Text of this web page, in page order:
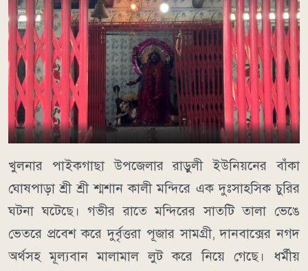
খুলনার পাইকগাছা উপজেলার রাড়ুলী ইউনিয়নের বাঁকা
ঘোষপাড়া শ্রী শ্রী শ্মশান কালী মন্দিরে এক দুঃসাহসিক চুরির
ঘটনা ঘটেছে। গভীর রাতে মন্দিরের সাতটি তালা ভেঙে
ভেতরে প্রবেশ করে দুর্বৃত্তরা পূজার সামগ্রী, দানবাক্সের নগদ
অর্থসহ মূল্যবান মালামাল লুট করে নিয়ে গেছে। ধর্মীয়